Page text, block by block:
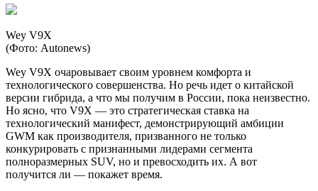
Wey V9X
(Фото: Autonews)
Wey V9X очаровывает своим уровнем комфорта и
технологического совершенства. Но речь идет о китайской
версии гибрида, а что мы получим в России, пока неизвестно.
Но ясно, что V9X — это стратегическая ставка на
технологический манифест, демонстрирующий амбиции
GWM как производителя, призванного не только
конкурировать с признанными лидерами сегмента
полноразмерных SUV, но и превосходить их. А вот
получится ли — покажет время.